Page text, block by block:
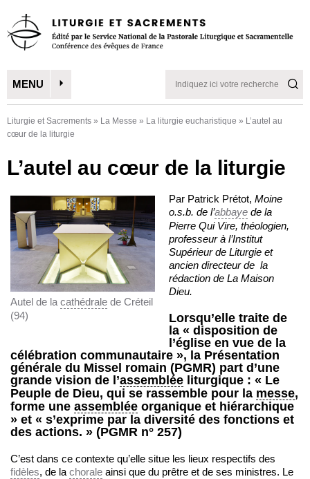
MENU
Liturgie et Sacrements » La Messe » La liturgie eucharistique » L’autel au
cœur de la liturgie
L’autel au cœur de la liturgie
Autel de la cathédrale de Créteil
(94)
Par Patrick Prétot, Moine
o.s.b. de l’abbaye de la
Pierre Qui Vire, théologien,
professeur à l’Institut
Supérieur de Liturgie et
ancien directeur de la
rédaction de La Maison
Dieu.
Lorsqu’elle traite de
la « disposition de
l’église en vue de la
célébration communautaire », la Présentation
générale du Missel romain (PGMR) part d’une
grande vision de l’assemblée liturgique : « Le
Peuple de Dieu, qui se rassemble pour la messe,
forme une assemblée organique et hiérarchique
» et « s’exprime par la diversité des fonctions et
des actions. » (PGMR n° 257)
C’est dans ce contexte qu’elle situe les lieux respectifs des
fidèles, de la chorale ainsi que du prêtre et de ses ministres. Le